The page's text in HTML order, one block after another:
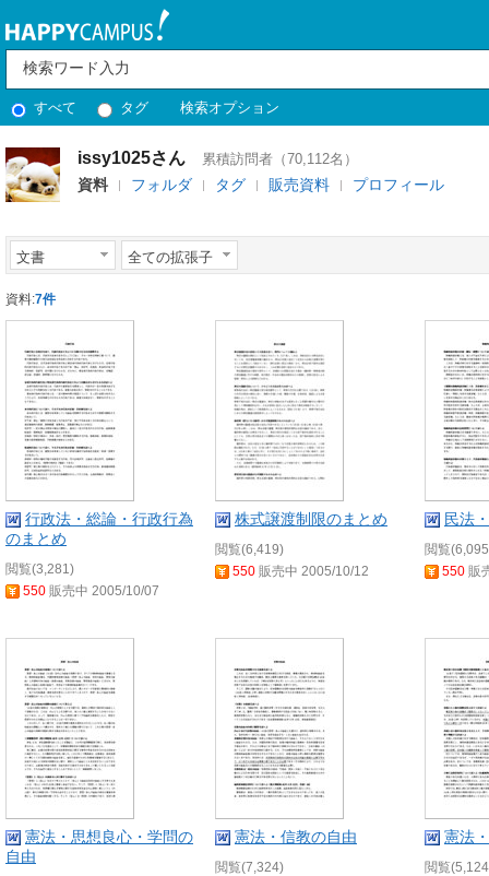
すべて タグ 検索オプション
issy1025さん 累積訪問者（70,112名）
資料 フォルダ タグ 販売資料 プロフィール
文書 全ての拡張子
資料:7件
行政法・総論・行政行為
のまとめ
閲覧(3,281)
550 販売中 2005/10/07
株式譲渡制限のまとめ
閲覧(6,419)
550 販売中 2005/10/12
民法
閲覧
550 販
憲法・思想良心・学問の
自由
憲法・信教の自由
閲覧(7,324)
憲法
閲覧